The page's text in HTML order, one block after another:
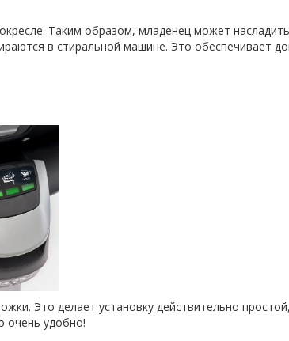
Таким образом, младенец может
в стиральной машине. Это обеспечивает
Это делает установку действительно
очень удобно!